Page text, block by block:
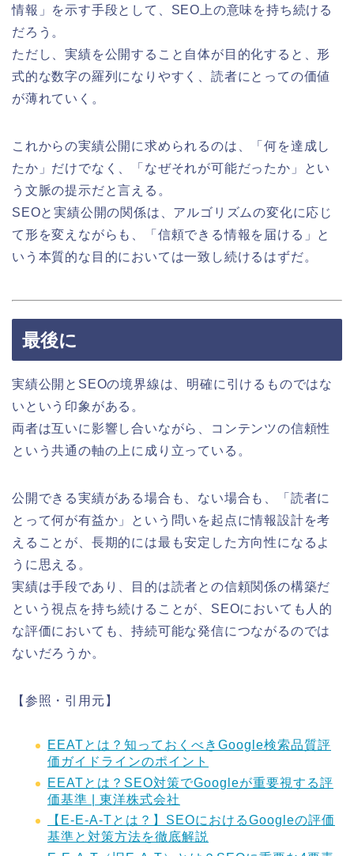
情報」を示す手段として、SEO上の意味を持ち続ける
だろう。
ただし、実績を公開すること自体が目的化すると、形
式的な数字の羅列になりやすく、読者にとっての価値
が薄れていく。
これからの実績公開に求められるのは、「何を達成し
たか」だけでなく、「なぜそれが可能だったか」とい
う文脈の提示だと言える。
SEOと実績公開の関係は、アルゴリズムの変化に応じ
て形を変えながらも、「信頼できる情報を届ける」と
いう本質的な目的においては一致し続けるはずだ。
最後に
実績公開とSEOの境界線は、明確に引けるものではな
いという印象がある。
両者は互いに影響し合いながら、コンテンツの信頼性
という共通の軸の上に成り立っている。
公開できる実績がある場合も、ない場合も、「読者に
とって何が有益か」という問いを起点に情報設計を考
えることが、長期的には最も安定した方向性になるよ
うに思える。
実績は手段であり、目的は読者との信頼関係の構築だ
という視点を持ち続けることが、SEOにおいても人的
な評価においても、持続可能な発信につながるのでは
ないだろうか。
【参照・引用元】
EEATとは？知っておくべきGoogle検索品質評
価ガイドラインのポイント
EEATとは？SEO対策でGoogleが重要視する評
価基準 | 東洋株式会社
【E-E-A-Tとは？】SEOにおけるGoogleの評価
基準と対策方法を徹底解説